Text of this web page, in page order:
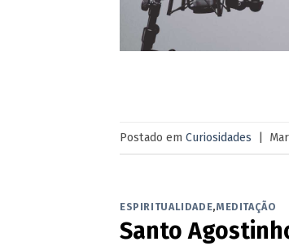
Postado em Curiosidades
ESPIRITUALIDADE,MEDITAÇÃO
Santo